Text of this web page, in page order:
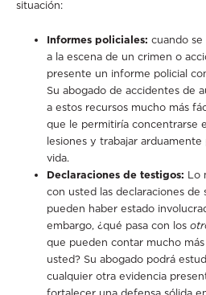
situación:
Informes policiales: cuando se
a la escena de un crimen o
presente un informe policial
Su abogado de accidentes de
a estos recursos mucho más
que le permitiría concentrarse
lesiones y trabajar
vida.
Declaraciones de testigos: Lo
con usted las declaraciones de
pueden haber estado
embargo, ¿qué pasa con los
que pueden contar mucho
usted? Su abogado podrá
cualquier otra evidencia
fortalecer una defensa sólida